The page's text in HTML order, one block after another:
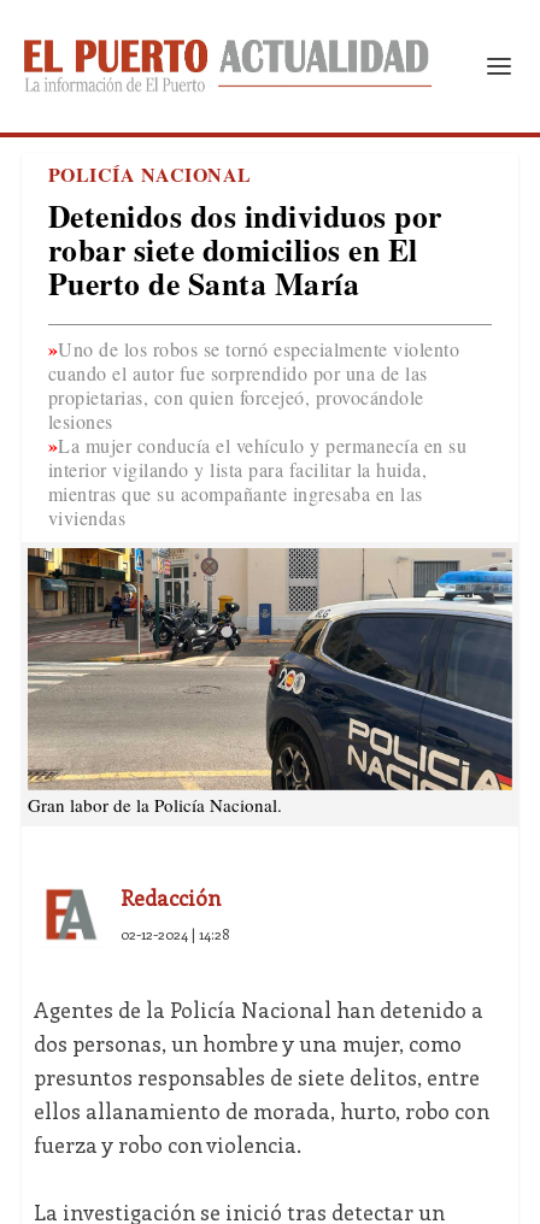
POLICÍA NACIONAL
Detenidos dos individuos por
robar siete domicilios en El
Puerto de Santa María
Uno de los robos se tornó especialmente violento
cuando el autor fue sorprendido por una de las
propietarias, con quien forcejeó, provocándole
lesiones
La mujer conducía el vehículo y permanecía en su
interior vigilando y lista para facilitar la huida,
mientras que su acompañante ingresaba en las
viviendas
Gran labor de la Policía Nacional.
Redacción
02-12-2024 | 14:28
Agentes de la Policía Nacional han detenido a
dos personas, un hombre y una mujer, como
presuntos responsables de siete delitos, entre
ellos allanamiento de morada, hurto, robo con
fuerza y robo con violencia.
La investigación se inició tras detectar un